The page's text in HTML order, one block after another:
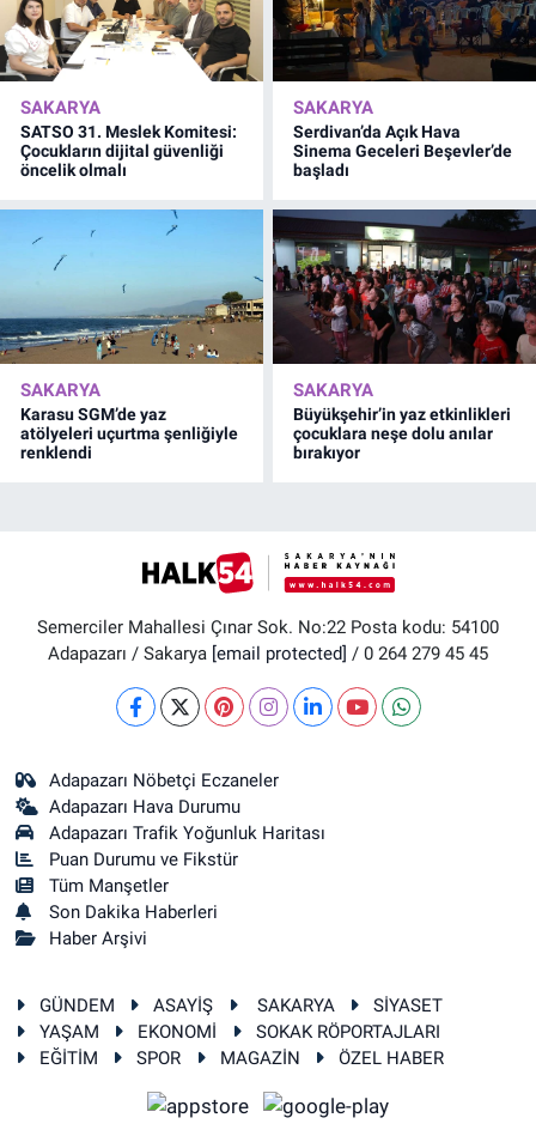
SAKARYA
SATSO 31. Meslek Komitesi:
Çocukların dijital güvenliği
öncelik olmalı
SAKARYA
Serdivan’da Açık Hava
Sinema Geceleri Beşevler’de
başladı
SAKARYA
Karasu SGM’de yaz
atölyeleri uçurtma şenliğiyle
renklendi
SAKARYA
Büyükşehir’in yaz etkinlikleri
çocuklara neşe dolu anılar
bırakıyor
Semerciler Mahallesi Çınar Sok. No:22 Posta kodu: 54100
Adapazarı / Sakarya [email protected] / 0 264 279 45 45
Adapazarı Nöbetçi Eczaneler
Adapazarı Hava Durumu
Adapazarı Trafik Yoğunluk Haritası
Puan Durumu ve Fikstür
Tüm Manşetler
Son Dakika Haberleri
Haber Arşivi
GÜNDEM ASAYİŞ SAKARYA
SİYASET
YAŞAM
EKONOMİ
SOKAK RÖPORTAJLARI
EĞİTİM
SPOR MAGAZİN ÖZEL HABER